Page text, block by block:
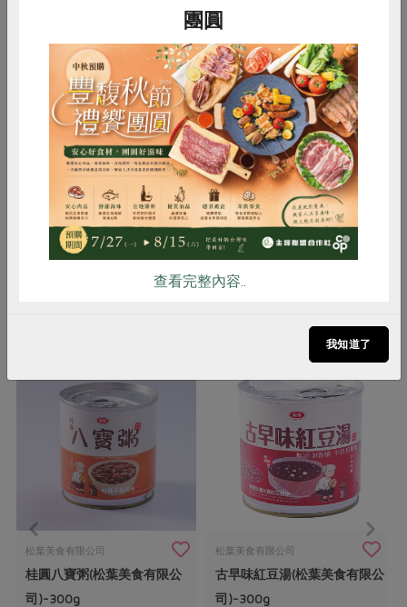
80公克/枝 × 3入
內容物 芒果、水、砂糖
保存條件 12個月(冷凍-18℃以下)
產品說明
採用台東、屏東、台南的愛文芒果，
口感香甜綿密
注意事項
本品含有芒果及其製品，對其過敏者
請勿食用
松葉美食有限公司
桂圓八寶粥(松葉美食有限公
司)-300g
松葉美食有限公司
古早味紅豆湯(松葉美食有限公
司)-300g
惜食 RPET 食譜 減硝酸鹽
雞蛋 食安 共同購買
團圓
查看完整內容..
我知道了